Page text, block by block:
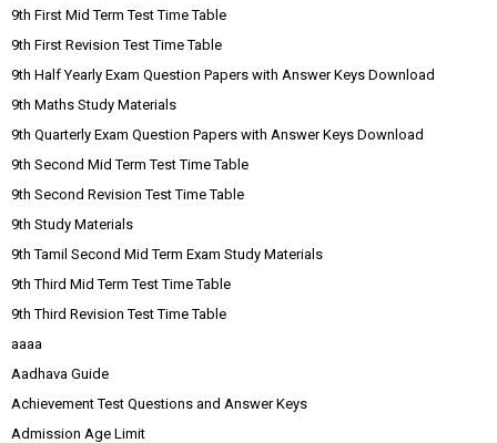
9th First Mid Term Test Time Table
9th First Revision Test Time Table
9th Half Yearly Exam Question Papers with Answer Keys Download
9th Maths Study Materials
9th Quarterly Exam Question Papers with Answer Keys Download
9th Second Mid Term Test Time Table
9th Second Revision Test Time Table
9th Study Materials
9th Tamil Second Mid Term Exam Study Materials
9th Third Mid Term Test Time Table
9th Third Revision Test Time Table
aaaa
Aadhava Guide
Achievement Test Questions and Answer Keys
Admission Age Limit